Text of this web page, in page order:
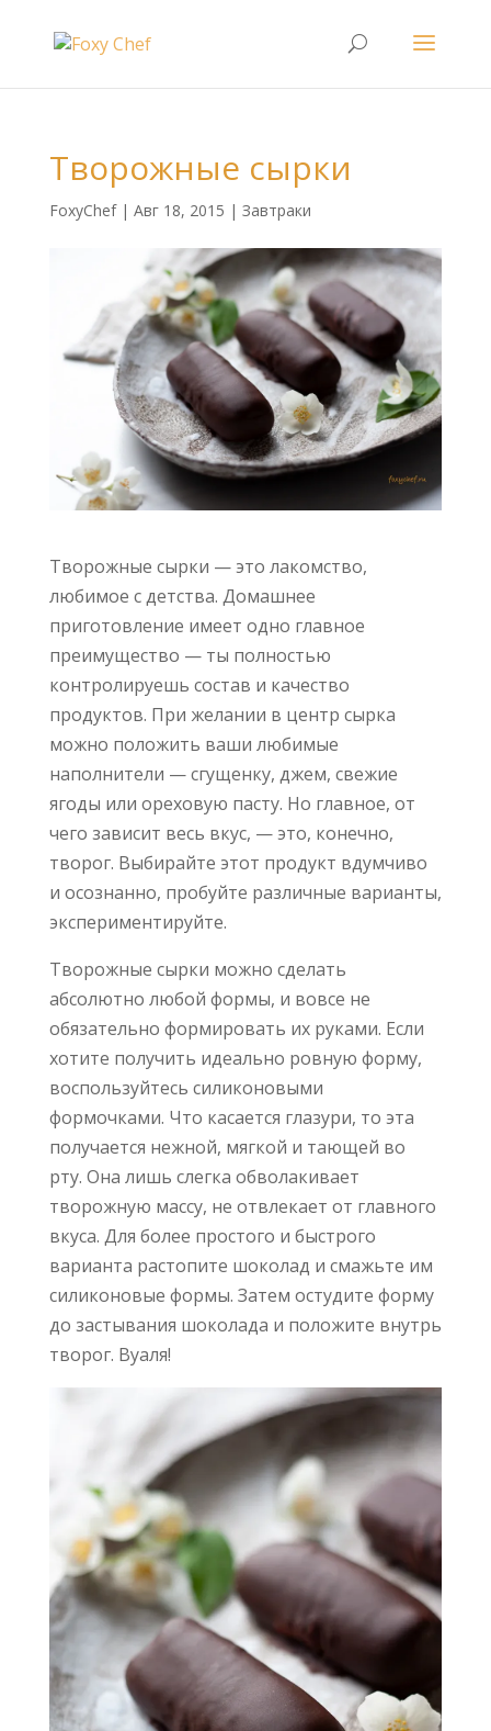
Творожные сырки
FoxyChef| Авг 18, 2015 | Завтраки
Творожные сырки — это лакомство,
любимое с детства. Домашнее
приготовление имеет одно главное
преимущество — ты полностью
контролируешь состав и качество
продуктов. При желании в центр сырка
можно положить ваши любимые
наполнители — сгущенку, джем, свежие
ягоды или ореховую пасту. Но главное, от
чего зависит весь вкус, — это, конечно,
творог. Выбирайте этот продукт вдумчиво
и осознанно, пробуйте различные варианты,
экспериментируйте.
Творожные сырки можно сделать
абсолютно любой формы, и вовсе не
обязательно формировать их руками. Если
хотите получить идеально ровную форму,
воспользуйтесь силиконовыми
формочками. Что касается глазури, то эта
получается нежной, мягкой и тающей во
рту. Она лишь слегка обволакивает
творожную массу, не отвлекает от главного
вкуса. Для более простого и быстрого
варианта растопите шоколад и смажьте им
силиконовые формы. Затем остудите форму
до застывания шоколада и положите внутрь
творог. Вуаля!